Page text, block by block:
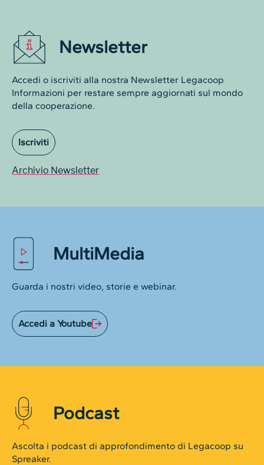
Newsletter
Accedi o iscriviti alla nostra Newsletter Legacoop
Informazioni per restare sempre aggiornati sul mondo
della cooperazione.
Iscriviti
Archivio Newsletter
MultiMedia
Guarda i nostri video, storie e webinar.
Accedi a Youtube
Podcast
Ascolta i podcast di approfondimento di Legacoop su
Spreaker.